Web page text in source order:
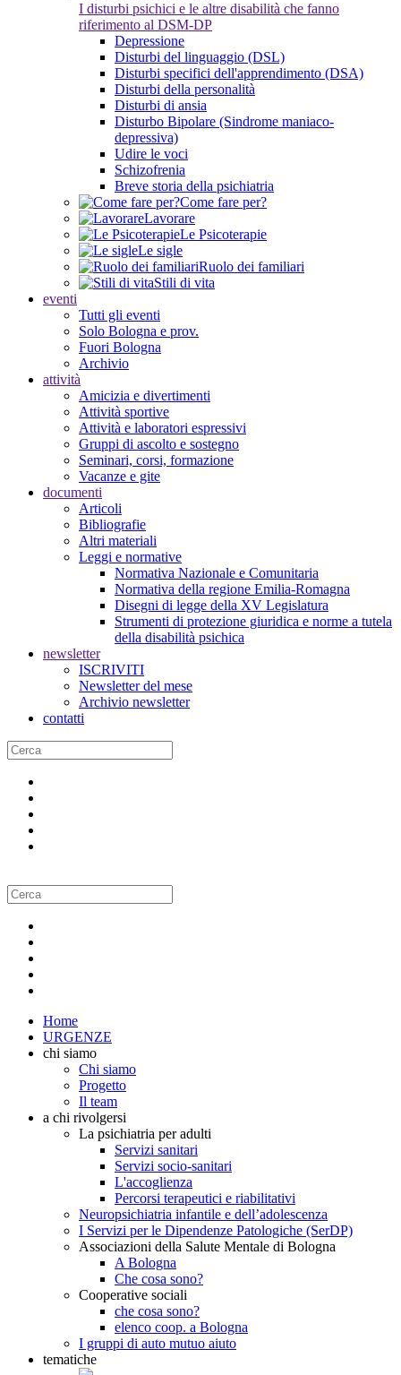
I disturbi psichici e le altre disabilità che fanno
riferimento al DSM-DP
Depressione
Disturbi del linguaggio (DSL)
Disturbi specifici dell'apprendimento (DSA)
Disturbi della personalità
Disturbi di ansia
Disturbo Bipolare (Sindrome maniaco-
depressiva)
Udire le voci
Schizofrenia
Breve storia della psichiatria
Come fare per?
Lavorare
Le Psicoterapie
Le sigle
Ruolo dei familiari
Stili di vita
eventi
Tutti gli eventi
Solo Bologna e prov.
Fuori Bologna
Archivio
attività
Amicizia e divertimenti
Attività sportive
Attività e laboratori espressivi
Gruppi di ascolto e sostegno
Seminari, corsi, formazione
Vacanze e gite
documenti
Articoli
Bibliografie
Altri materiali
Leggi e normative
Normativa Nazionale e Comunitaria
Normativa della regione Emilia-Romagna
Disegni di legge della XV Legislatura
Strumenti di protezione giuridica e norme a tutela
della disabilità psichica
newsletter
ISCRIVITI
Newsletter del mese
Archivio newsletter
contatti
Home
URGENZE
chi siamo
Chi siamo
Progetto
Il team
a chi rivolgersi
La psichiatria per adulti
Servizi sanitari
Servizi socio-sanitari
L'accoglienza
Percorsi terapeutici e riabilitativi
Neuropsichiatria infantile e dell’adolescenza
I Servizi per le Dipendenze Patologiche (SerDP)
Associazioni della Salute Mentale di Bologna
A Bologna
Che cosa sono?
Cooperative sociali
che cosa sono?
elenco coop. a Bologna
I gruppi di auto mutuo aiuto
tematiche